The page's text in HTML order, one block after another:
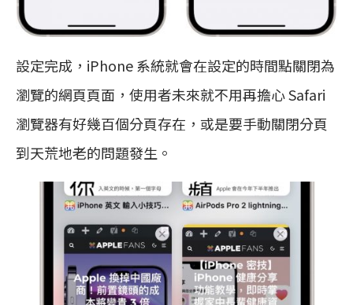
設定完成，iPhone 系統就會在設定的時間點關閉為
瀏覽的網頁頁面，使用者未來就不用再擔心 Safari
瀏覽器有好幾百個分頁存在，或是要手動關閉分頁
到天荒地老的問題發生。